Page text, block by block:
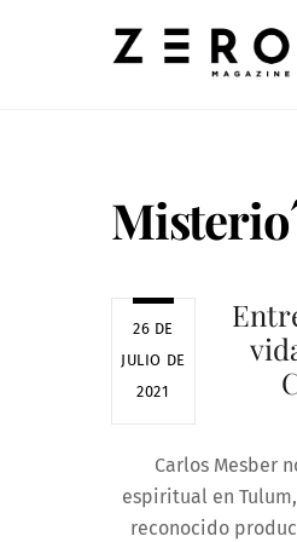
26 DE
JULIO DE
2021
Carlos Mesber
espiritual en
reconocido